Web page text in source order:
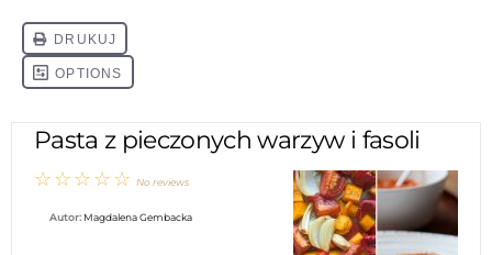
Pasta z pieczonych warzyw i fasoli
☆
☆
☆
☆
☆ No reviews
Autor: Magdalena Gembacka